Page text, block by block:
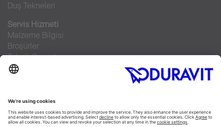
Duş Tekneleri
Servis Hizmeti
Malzeme Bilgisi
Broşürler
Teknik Servisler
Sıkça sorulan sorular
Facebook
Instagram
Pinterest
RSS-Feed